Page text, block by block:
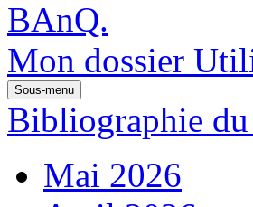
Mon dossier
Sous-menu
Bibliographie du
Mai 2026